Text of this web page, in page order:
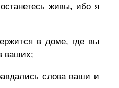
живы, ибо я
в доме, где вы
ваших;
слова ваши и